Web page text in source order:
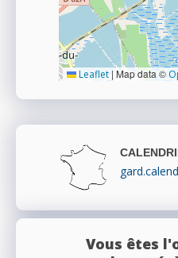
Leaflet | Map data ©
Vous êtes